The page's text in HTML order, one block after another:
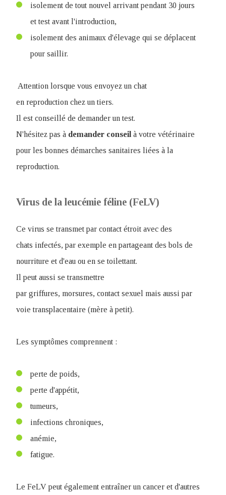
isolement de tout nouvel arrivant pendant 30 jours
et test avant l'introduction,
isolement des animaux d'élevage qui se déplacent
pour saillir.
Attention lorsque vous envoyez un chat
en reproduction chez un tiers.
Il est conseillé de demander un test.
N'hésitez pas à demander conseil à votre vétérinaire
pour les bonnes démarches sanitaires liées à la
reproduction.
Virus de la leucémie féline (FeLV)
Ce virus se transmet par contact étroit avec des
chats infectés, par exemple en partageant des bols de
nourriture et d'eau ou en se toilettant.
Il peut aussi se transmettre
par griffures, morsures, contact sexuel mais aussi par
voie transplacentaire (mère à petit).
Les symptômes comprennent :
perte de poids,
perte d'appétit,
tumeurs,
infections chroniques,
anémie,
fatigue.
Le FeLV peut également entraîner un cancer et d'autres